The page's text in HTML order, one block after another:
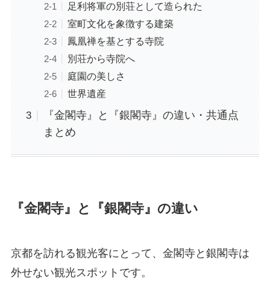
足利将軍の別荘として造られた
室町文化を象徴する建築
鳳凰禅を基とする寺院
別荘から寺院へ
庭園の美しさ
世界遺産
『金閣寺』と『銀閣寺』の違い・共通点
まとめ
『金閣寺』と『銀閣寺』の違い
京都を訪れる観光客にとって、金閣寺と銀閣寺は
外せない観光スポットです。